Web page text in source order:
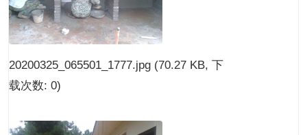
20200325_065501_1777.jpg (70.27 KB, 下
载次数: 0)